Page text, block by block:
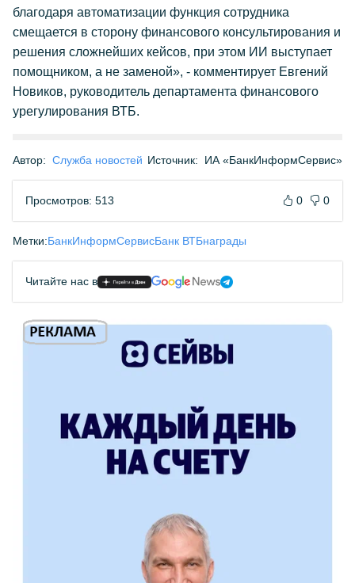
благодаря автоматизации функция сотрудника
смещается в сторону финансового консультирования и
решения сложнейших кейсов, при этом ИИ выступает
помощником, а не заменой», - комментирует Евгений
Новиков, руководитель департамента финансового
урегулирования ВТБ.
Автор: Служба новостей Источник: ИА «БанкИнформСервис»
Просмотров: 513 0 0
Метки:БанкИнформСервисБанк ВТБнаграды
Читайте нас в